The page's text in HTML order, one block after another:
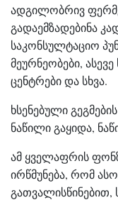
ადგილობრივ
გადაემზადებინა
საკონსულტაციო
მეურნეობები,
ცენტრები და სხვა.
ხსენებული
ნაწილი გაყიდა,
ამ ყველაფრის
ირწმუნება, რომ